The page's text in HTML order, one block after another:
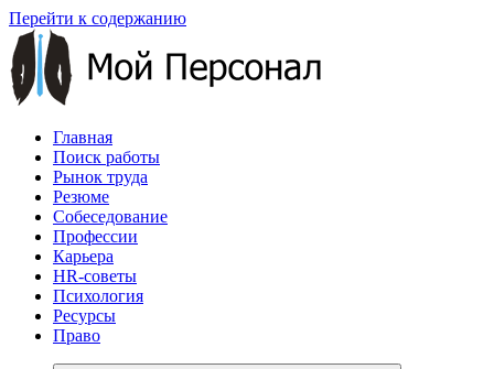
Перейти к содержанию
Главная
Поиск работы
Рынок труда
Резюме
Собеседование
Профессии
Карьера
HR-советы
Психология
Ресурсы
Право